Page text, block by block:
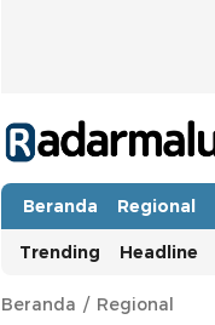
Radar Malut
Bacaan Nyindir
Beranda Regional
Trending Headline
Beranda Regional